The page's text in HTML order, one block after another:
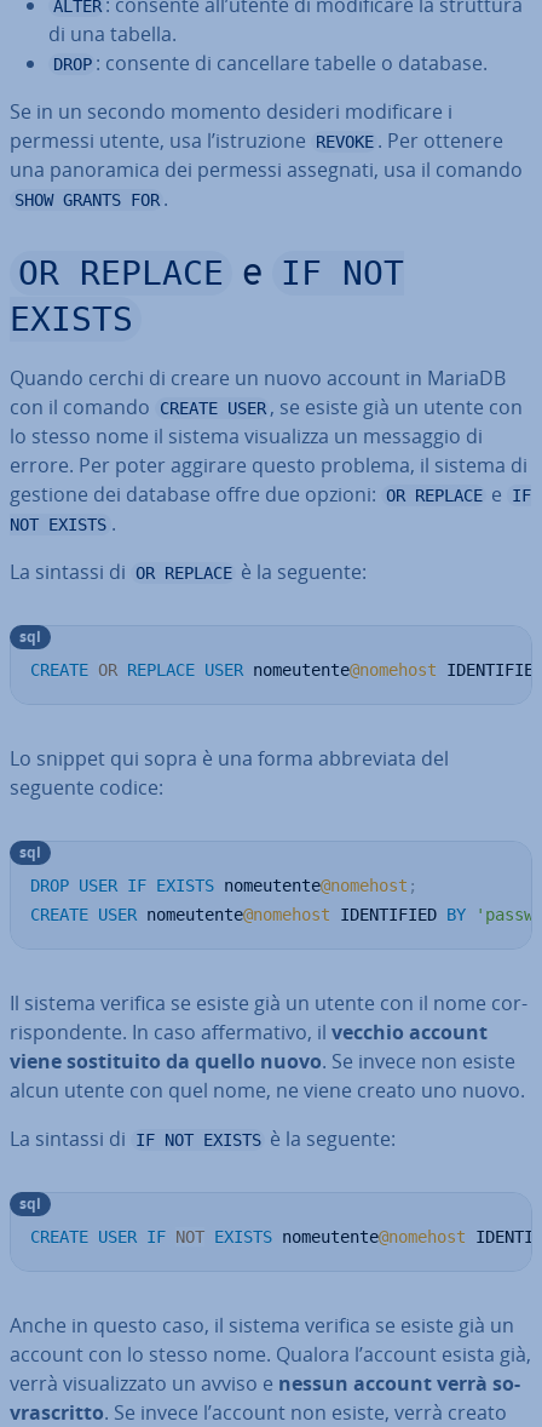
ALTER
di una tabella.
DROP : consente di can­cel­la­re tabelle o database.
Se in un secondo momento desideri mo­di­fi­ca­re i
permessi utente, usa l’istru­zio­ne
REVOKE . Per ottenere
una pa­no­ra­mi­ca dei permessi assegnati, usa il comando
SHOW GRANTS FOR .
OR REPLACE e IF NOT
EXISTS
Quando cerchi di creare un nuovo account in MariaDB
con il comando
CREATE USER , se esiste già un utente con
lo stesso nome il sistema vi­sua­liz­za un messaggio di
errore. Per poter aggirare questo problema, il sistema di
gestione dei database offre due opzioni: OR REPLACE e
IF
NOT EXISTS .
La sintassi di OR REPLACE è la seguente:
CREATE OR REPLACE USER nomeutente@nomehost
sql
Lo snippet qui sopra è una forma ab­bre­via­ta del
seguente codice:
DROP USER IF EXISTS nomeutente@nomehost ;
CREATE USER nomeutente@nomehost IDENTIFIED BY
sql
Il sistema verifica se esiste già un utente con il nome cor­
ri­spon­den­te. In caso af­fer­ma­ti­vo, il vecchio account
viene so­sti­tui­to da quello nuovo. Se invece non esiste
alcun utente con quel nome, ne viene creato uno nuovo.
La sintassi di
IF NOT EXISTS è la seguente:
CREATE USER IF NOT EXISTS nomeutente@nomehost
sql
Anche in questo caso, il sistema verifica se esiste già un
account con lo stesso nome. Qualora l’account esista già,
verrà vi­sua­liz­za­to un avviso e nessun account verrà so­
vra­scrit­to. Se invece l’account non esiste, verrà creato